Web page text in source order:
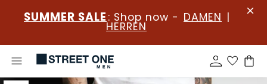
SUMMER SALE : Shop now - DAMEN |
HERREN